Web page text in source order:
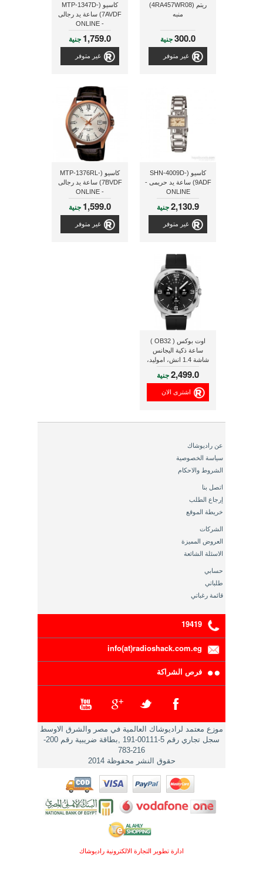
ريتم (4RA457WR08)
منبه
300.0جنية
غير متوفر
كاسيو (MTP-1347D-
7AVDF) ساعة يد رجالى
- ONLINE
1,759.0 جنية
غير متوفر
كاسيو (SHN-4009D-
9ADF) ساعة يد حريمى -
ONLINE
2,130.9جنية
غير متوفر
كاسيو (MTP-1376RL-
7BVDF) ساعة يد رجالى
- ONLINE
1,599.0 جنية
غير متوفر
اوت بوكس ( OB32 )
ساعة ذكية اليجانس
شاشة 1.4 انش، اموليد،
فضى
2,499.0جنية
اشترى الان
عن راديوشاك
سياسة الخصوصية
الشروط والاحكام
اتصل بنا
إرجاع الطلب
خريطة الموقع
الشركات
العروض المميزة
الاسئلة الشائعة
حسابي
طلباتي
قائمة رغباتي
19419
info(at)radioshack.com.eg
فرص الشراكة
موزع معتمد لراديوشاك العالمية في مصر والشرق الاوسط
سجل تجاري رقم 5-00111-191 ,بطاقة ضريبية رقم 200-
216-783
حقوق النشر محفوظة 2014
ادارة تطوير التجارة الالكترونية راديوشاك